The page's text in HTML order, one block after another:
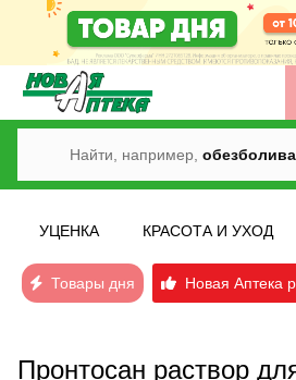
Найти, например,
УЦЕНКА КРАСОТА И УХОД
Товары дня Новая Аптека
Пронтосан раствор